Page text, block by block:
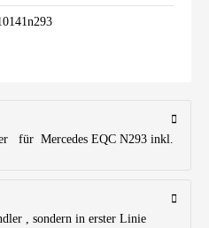
für Mercedes EQC N293 inkl.
, sondern in erster Linie